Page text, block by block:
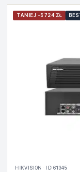
TANIEJ -5724 ZŁ
HIKVISION · ID 61345